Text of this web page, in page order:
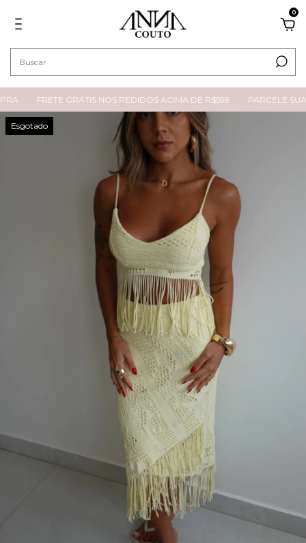
0
FRETE GRÁTIS NOS PEDIDOS ACIMA DE R$599 PARCELE SUA
Esgotado